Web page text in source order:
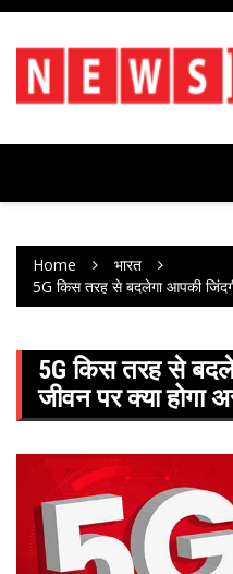
Skip
content
Home
भारत
5G किस तरह से बदलेगा आपकी
5G किस तरह से
जीवन पर क्या होगा